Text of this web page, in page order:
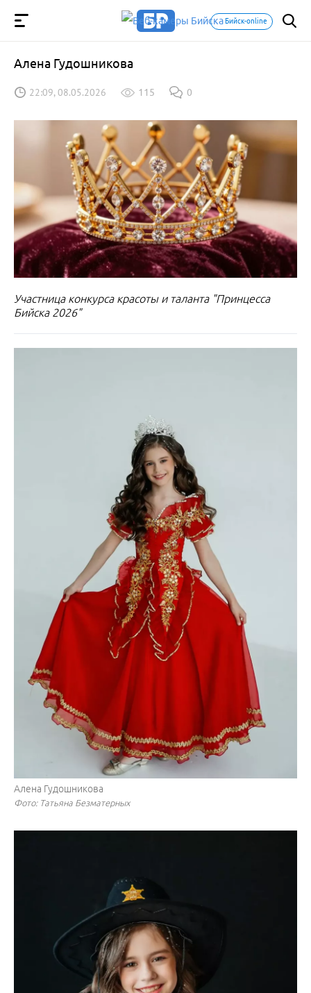
Бийск-online
Алена Гудошникова
22:09, 08.05.2026 115 0
Участница конкурса красоты и таланта "Принцесса
Бийска 2026"
Алена Гудошникова
Фото: Татьяна Безматерных